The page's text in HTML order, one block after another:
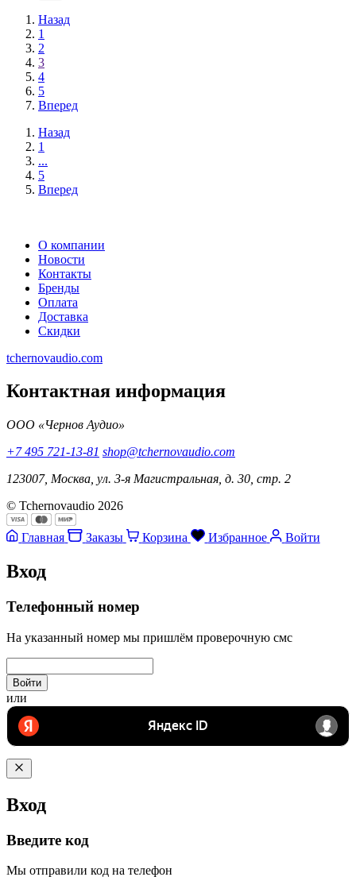
Назад
1
2
3
4
5
Вперед
Назад
1
...
5
Вперед
О компании
Новости
Контакты
Бренды
Оплата
Доставка
Скидки
tchernovaudio.com
Контактная информация
ООО «Чернов Аудио»
+7 495 721-13-81 shop@tchernovaudio.com
123007, Москва, ул. 3-я Магистральная, д. 30, стр. 2
© Tchernovaudio 2026
Главная Заказы Корзина Избранное Войти
Вход
Телефонный номер
На указанный номер мы пришлём проверочную смс
Войти
или
Вход
Введите код
Мы отправили код на телефон